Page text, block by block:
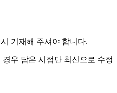
기재해 주셔야 합니다.
우 담은 시점만 최신으로 수정